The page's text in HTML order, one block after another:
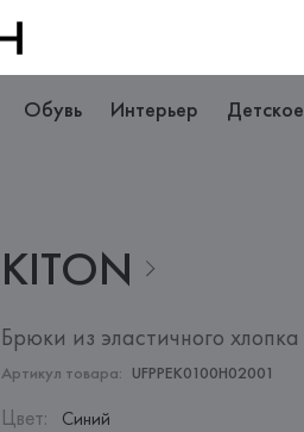
Обувь Интерьер Детское
KITON
Брюки из эластичного хлопка
Артикул товара: UFPPEK0100H02001
Цвет: Синий